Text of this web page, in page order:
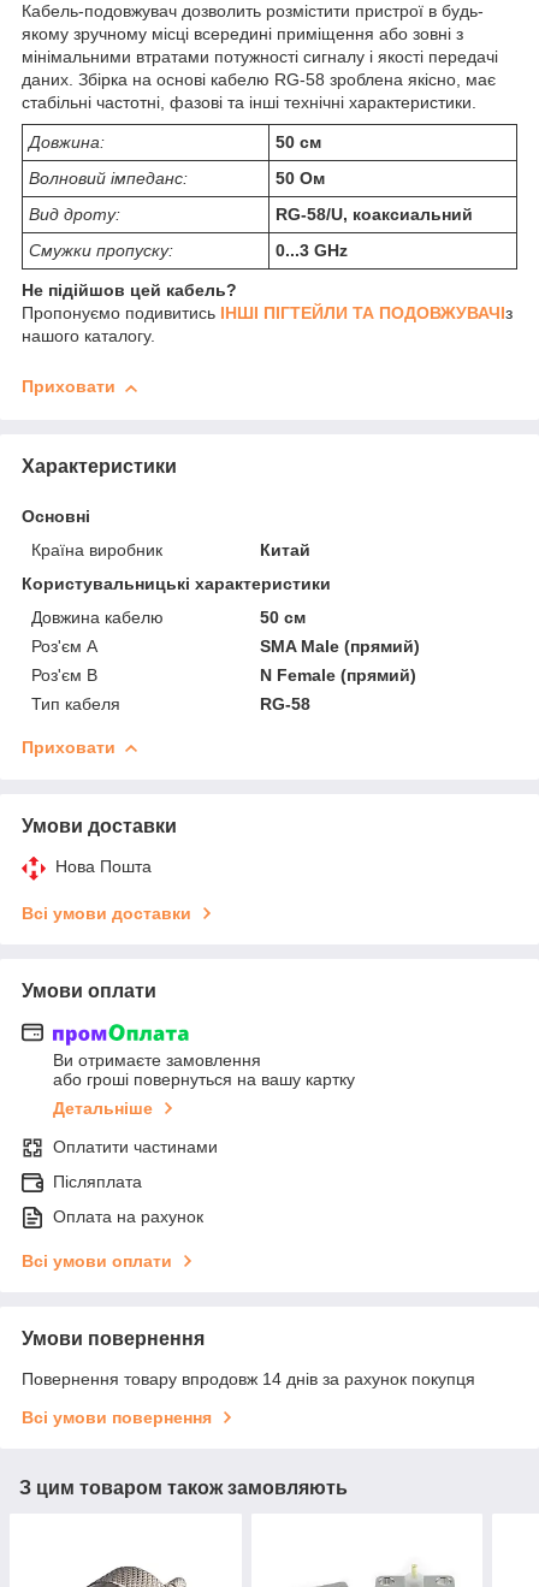
Кабель-подовжувач дозволить розмістити пристрої в будь-
якому зручному місці всередині приміщення або зовні з
мінімальними втратами потужності сигналу і якості передачі
даних. Збірка на основі кабелю RG-58 зроблена якісно, має
стабільні частотні, фазові та інші технічні характеристики.
Довжина:
50 см
Волновий імпеданс:
50 Ом
Вид дроту:
RG-58/U, коаксиальний
Смужки пропуску:
0...3 GHz
Не підійшов цей кабель?
Пропонуємо подивитись ІНШІ ПІГТЕЙЛИ ТА ПОДОВЖУВАЧІз
нашого каталогу.
Приховати
Характеристики
Основні
Країна виробник
Китай
Користувальницькі характеристики
Довжина кабелю
50 см
Роз'єм А
SMA Male (прямий)
Роз'єм B
N Female (прямий)
Тип кабеля
RG-58
Приховати
Умови доставки
Нова Пошта
Всі умови доставки
Умови оплати
Ви отримаєте замовлення
або гроші повернуться на вашу картку
Детальніше
Оплатити частинами
Післяплата
Оплата на рахунок
Всі умови оплати
Умови повернення
Повернення товару впродовж 14 днів за рахунок покупця
Всі умови повернення
З цим товаром також замовляють